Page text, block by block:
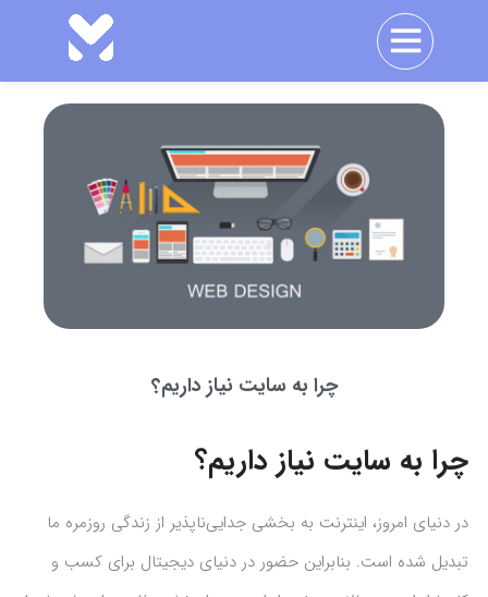
چرا به سایت نیاز داریم؟
چرا به سایت نیاز داریم؟
در دنیای امروز، اینترنت به بخشی جدایی‌ناپذیر از زندگی روزمره ما
تبدیل شده است. بنابراین حضور در دنیای دیجیتال برای کسب و